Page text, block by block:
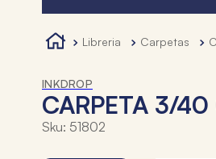
libreria carpetas
INKDROP
CARPETA 3/40
Sku: 51802
4. marcadores